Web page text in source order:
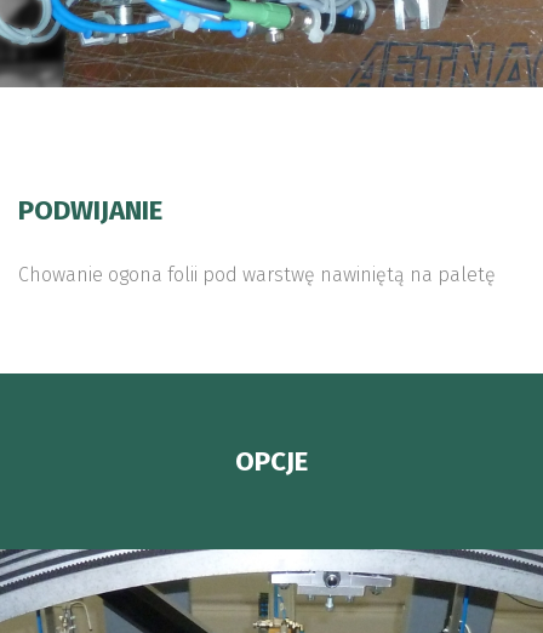
PODWIJANIE
Chowanie ogona folii pod warstwę nawiniętą na paletę
OPCJE